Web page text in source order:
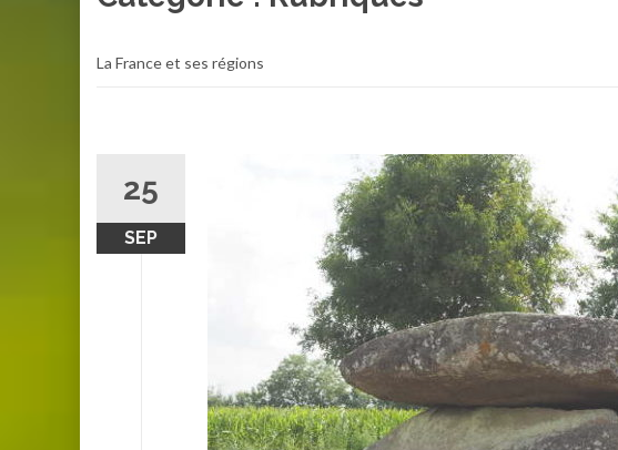
La France et ses régions
25
SEP